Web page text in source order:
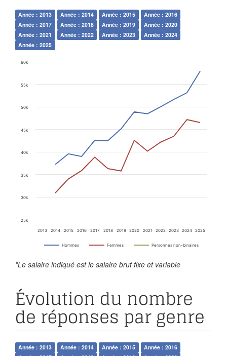
Année : 2013 Année : 2014 Année : 2015
Année : 2016
Année : 2017
Année : 2018 Année : 2019
Année : 2020
Année : 2021
Année : 2022 Année : 2023
Année : 2024
Année : 2025
Hommes Femmes Personnes non-binaires
2013 2014 2015 2016 2017 2018 2019 2020 2021 2022 2023 2024 2025
25k
30k
35k
40k
45k
50k
55k
60k
*Le salaire indiqué est le salaire brut fixe et variable
Évolution du nombre
de réponses par genre
Année : 2013 Année : 2014 Année : 2015
Année : 2016